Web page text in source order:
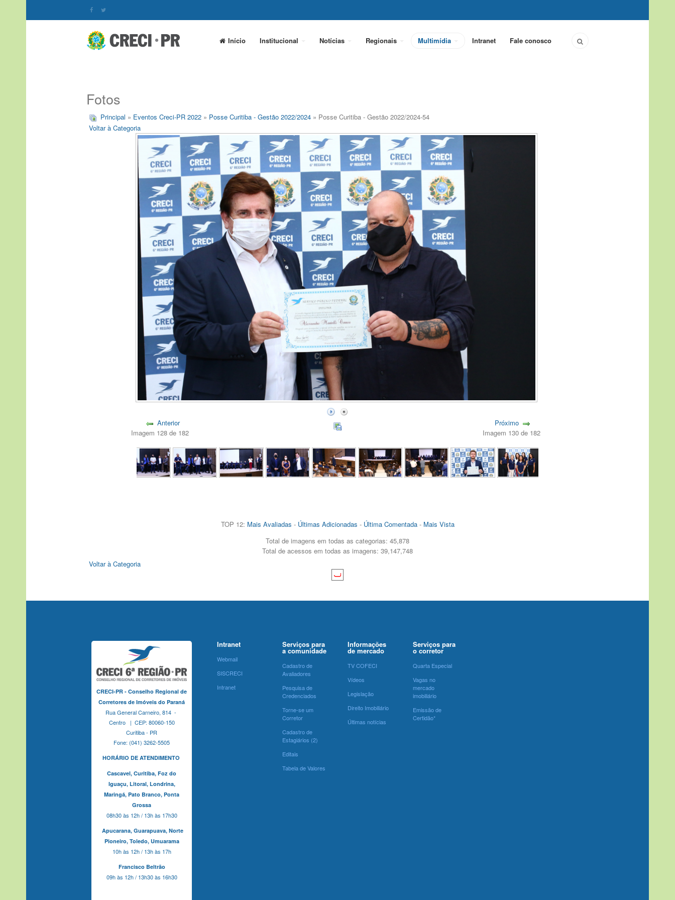
Início Institucional Notícias Regionais Multimídia Intranet Fale conosco
Fotos
Principal » Eventos Creci-PR 2022 » Posse Curitiba - Gestão 2022/2024 » Posse Curitiba - Gestão 2022/2024-54
Voltar à Categoria
Anterior
Imagem 128 de 182
Próximo
Imagem 130 de 182
TOP 12: Mais Avaliadas - Últimas Adicionadas - Última Comentada- Mais Vista
Total de imagens em todas as categorias: 45,878
Total de acessos em todas as imagens: 39,147,748
Voltar à Categoria
CRECI-PR - Conselho Regional de
Corretores de Imóveis do Paraná
Rua General Carneiro, 814 -
Centro | CEP: 80060-150
Curitiba - PR
Fone: (041) 3262-5505
HORÁRIO DE ATENDIMENTO
Cascavel, Curitiba, Foz do
Iguaçu, Litoral, Londrina,
Maringá, Pato Branco, Ponta
Grossa
08h30 às 12h / 13h às 17h30
Apucarana, Guarapuava, Norte
Pioneiro, Toledo, Umuarama
10h às 12h / 13h às 17h
Francisco Beltrão
09h às 12h / 13h30 às 16h30
Intranet
Webmail
SISCRECI
Intranet
Serviços para
a comunidade
Cadastro de
Avaliadores
Pesquisa de
Credenciados
Torne-se um
Corretor
Cadastro de
Estagiários (2)
Editais
Tabela de Valores
Informações
de mercado
TV COFECI
Vídeos
Legislação
Direito Imobiliário
Últimas notícias
Serviços para
o corretor
Quarta Especial
Vagas no
mercado
imobiliário
Emissão de
Certidão*